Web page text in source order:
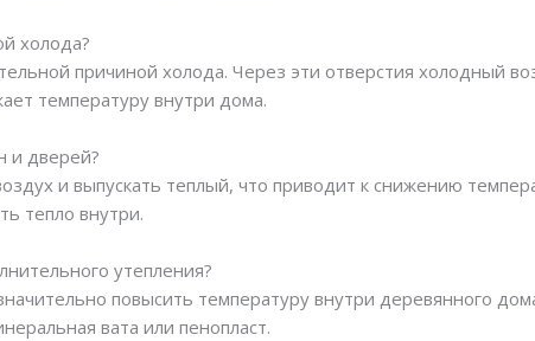
холода?
причиной холода. Через эти отверстия холодный
температуру внутри дома.
и дверей?
и выпускать теплый, что приводит к снижению
тепло внутри.
утепления?
повысить температуру внутри деревянного
вата или пенопласт.